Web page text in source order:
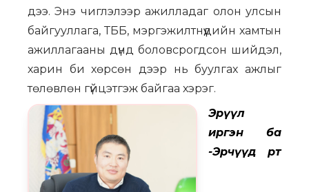
дээ. Энэ чиглэлээр ажилладаг олон улсын
байгууллага, ТББ, мэргэжилтнүүдийн хамтын
ажиллагааны дүнд боловсрогдсон шийдэл,
харин би хөрсөн дээр нь буулгах ажлыг
төлөвлөн гүйцэтгэж байгаа хэрэг.
Эрүүл
иргэн ба
-Эрчүүд өөртөө